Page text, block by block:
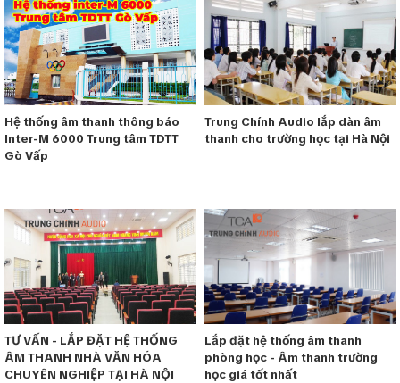
Hệ thống âm thanh thông báo
Inter-M 6000 Trung tâm TDTT
Gò Vấp
Trung Chính Audio lắp dàn âm
thanh cho trường học tại Hà Nội
TƯ VẤN - LẮP ĐẶT HỆ THỐNG
ÂM THANH NHÀ VĂN HÓA
CHUYÊN NGHIỆP TẠI HÀ NỘI
Lắp đặt hệ thống âm thanh
phòng học - Âm thanh trường
học giá tốt nhất